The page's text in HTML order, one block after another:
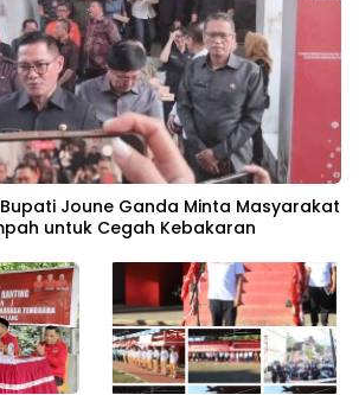
Joune Ganda Minta Masyarakat
untuk Cegah Kebakaran